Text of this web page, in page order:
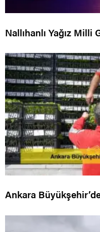
Nallıhanlı Yağız
Ankara